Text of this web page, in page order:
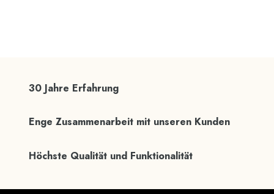
30 Jahre Erfahrung
Enge Zusammenarbeit mit unseren Kunden
Höchste Qualität und Funktionalität